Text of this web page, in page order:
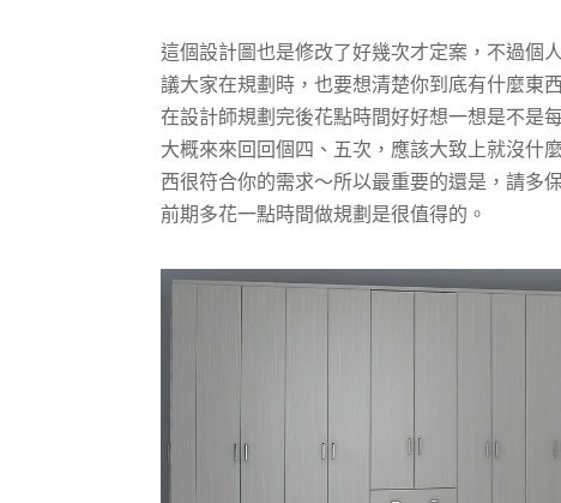
這個設計圖也是修改了好幾次才定案，不過個
議大家在規劃時，也要想清楚你到底有什麼東
在設計師規劃完後花點時間好好想一想是不是
大概來來回回個四、五次，應該大致上就沒
西很符合你的需求～所以最重要的還是，請多
前期多花一點時間做規劃是很值得的。